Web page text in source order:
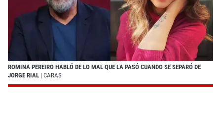
ROMINA PEREIRO HABLÓ DE LO MAL QUE LA PASÓ CUANDO SE SEPARÓ DE
JORGE RIAL | CARAS